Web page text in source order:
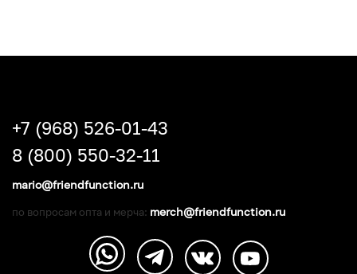
+7 (968) 526-01-43
8 (800) 550-32-11
mario@friendfunction.ru
по вопросам опта и мерча: merch@friendfunction.ru